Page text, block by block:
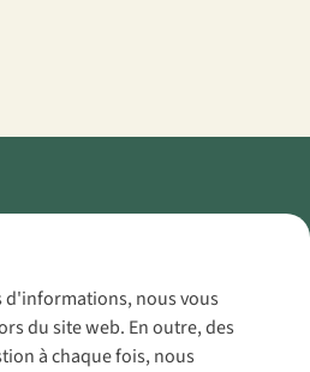
d'informations, nous vous
du site web. En outre, des
à chaque fois, nous